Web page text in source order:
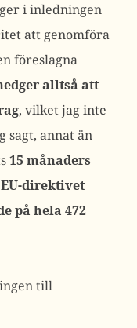
i inledningen
att genomföra
föreslagna
alltså att
, vilket jag inte
sagt, annat än
15 månaders
direktivet
på hela 472
till